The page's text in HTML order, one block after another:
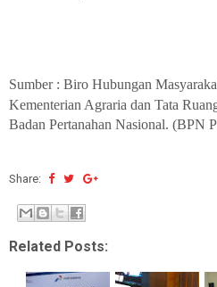
Sumber : Biro Hubungan
Kementerian Agraria dan Tata
Badan Pertanahan Nasional. (BPN
Share:
Related Posts: